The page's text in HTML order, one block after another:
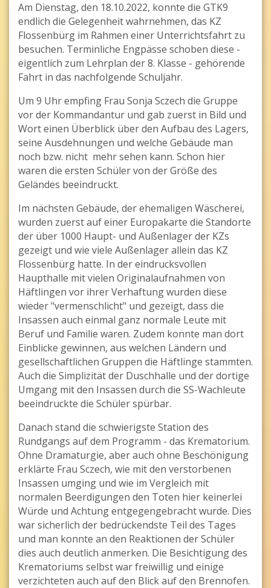
Am Dienstag, den 18.10.2022, konnte die GTK9
endlich die Gelegenheit wahrnehmen, das KZ
Flossenbürg im Rahmen einer Unterrichtsfahrt zu
besuchen. Terminliche Engpässe schoben diese -
eigentlich zum Lehrplan der 8. Klasse - gehörende
Fahrt in das nachfolgende Schuljahr.
Um 9 Uhr empfing Frau Sonja Sczech die Gruppe
vor der Kommandantur und gab zuerst in Bild und
Wort einen Überblick über den Aufbau des Lagers,
seine Ausdehnungen und welche Gebäude man
noch bzw. nicht mehr sehen kann. Schon hier
waren die ersten Schüler von der Größe des
Geländes beeindruckt.
Im nächsten Gebäude, der ehemaligen Wäscherei,
wurden zuerst auf einer Europakarte die Standorte
der über 1000 Haupt- und Außenlager der KZs
gezeigt und wie viele Außenlager allein das KZ
Flossenbürg hatte. In der eindrucksvollen
Haupthalle mit vielen Originalaufnahmen von
Häftlingen vor ihrer Verhaftung wurden diese
wieder "vermenschlicht" und gezeigt, dass die
Insassen auch einmal ganz normale Leute mit
Beruf und Familie waren. Zudem konnte man dort
Einblicke gewinnen, aus welchen Ländern und
gesellschaftlichen Gruppen die Häftlinge stammten.
Auch die Simplizität der Duschhalle und der dortige
Umgang mit den Insassen durch die SS-Wachleute
beeindruckte die Schüler spürbar.
Danach stand die schwierigste Station des
Rundgangs auf dem Programm - das Krematorium.
Ohne Dramaturgie, aber auch ohne Beschönigung
erklärte Frau Sczech, wie mit den verstorbenen
Insassen umging und wie im Vergleich mit
normalen Beerdigungen den Toten hier keinerlei
Würde und Achtung entgegengebracht wurde. Dies
war sicherlich der bedrückendste Teil des Tages
und man konnte an den Reaktionen der Schüler
dies auch deutlich anmerken. Die Besichtigung des
Krematoriums selbst war freiwillig und einige
verzichteten auch auf den Blick auf den Brennofen.